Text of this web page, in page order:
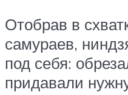
Отобрав в
самураев,
под себя:
придавали